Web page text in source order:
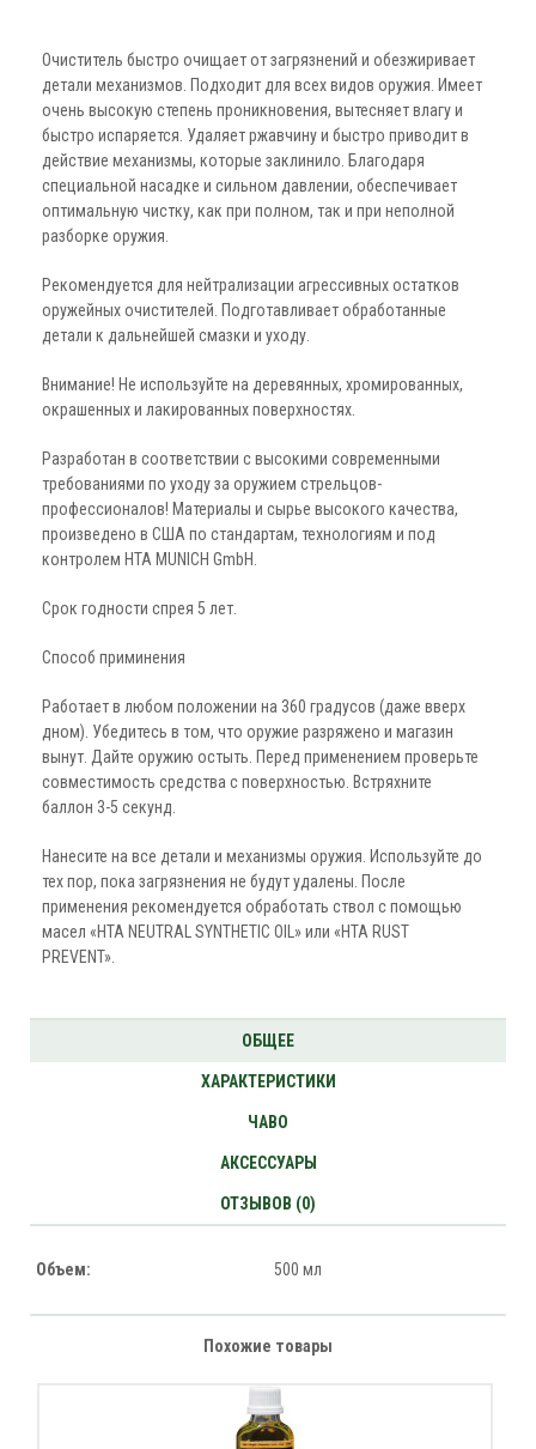
Очиститель быстро очищает от загрязнений и обезжиривает
детали механизмов. Подходит для всех видов оружия. Имеет
очень высокую степень проникновения, вытесняет влагу и
быстро испаряется. Удаляет ржавчину и быстро приводит в
действие механизмы, которые заклинило. Благодаря
специальной насадке и сильном давлении, обеспечивает
оптимальную чистку, как при полном, так и при неполной
разборке оружия.
Рекомендуется для нейтрализации агрессивных остатков
оружейных очистителей. Подготавливает обработанные
детали к дальнейшей смазки и уходу.
Внимание! Не используйте на деревянных, хромированных,
окрашенных и лакированных поверхностях.
Разработан в соответствии с высокими современными
требованиями по уходу за оружием стрельцов-
профессионалов! Материалы и сырье высокого качества,
произведено в США по стандартам, технологиям и под
контролем НТА MUNICH GmbH.
Срок годности спрея 5 лет.
Способ приминения
Работает в любом положении на 360 градусов (даже вверх
дном). Убедитесь в том, что оружие разряжено и магазин
вынут. Дайте оружию остыть. Перед применением проверьте
совместимость средства с поверхностью. Встряхните
баллон 3-5 секунд.
Нанесите на все детали и механизмы оружия. Используйте до
тех пор, пока загрязнения не будут удалены. После
применения рекомендуется обработать ствол с помощью
масел «HTA NEUTRAL SYNTHETIC OIL» или «HTA RUST
PREVENT».
ОБЩЕЕ
ХАРАКТЕРИСТИКИ
ЧАВО
АКСЕССУАРЫ
ОТЗЫВОВ (0)
Объем: 500 мл
Похожие товары